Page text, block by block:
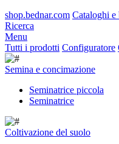
shop.bednar.com Cataloghi e
Ricerca
Menu
Tutti i prodotti Configuratore
Semina e concimazione
Seminatrice piccola
Seminatrice
Coltivazione del suolo